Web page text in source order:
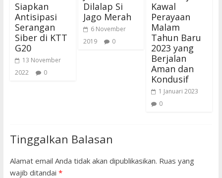
Siapkan
Antisipasi
Serangan
Siber di KTT
G20
13 November
2022
0
Dilalap Si
Jago Merah
6 November
2019
0
Kawal
Perayaan
Malam
Tahun Baru
2023 yang
Berjalan
Aman dan
Kondusif
1 Januari 2023
0
Tinggalkan Balasan
Alamat email Anda tidak akan dipublikasikan. Ruas yang
wajib ditandai *